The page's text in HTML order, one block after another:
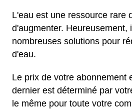
L'eau est une ressource rare
d'augmenter. Heureusement,
nombreuses solutions pour
d'eau.
Le prix de votre abonnement
dernier est déterminé par
le même pour toute votre